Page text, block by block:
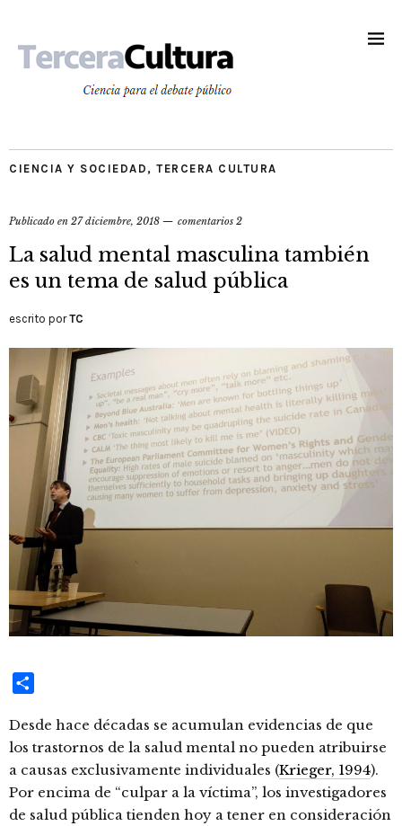
CIENCIA Y SOCIEDAD , TERCERA CULTURA
Publicado en 27 diciembre, 2018 comentarios 2
La salud mental masculina también
es un tema de salud pública
escrito porTC
Desde hace décadas se acumulan evidencias de que
los trastornos de la salud mental no pueden atribuirse
a causas exclusivamente individuales (Krieger, 1994).
Por encima de “culpar a la víctima”, los investigadores
de salud pública tienden hoy a tener en consideración